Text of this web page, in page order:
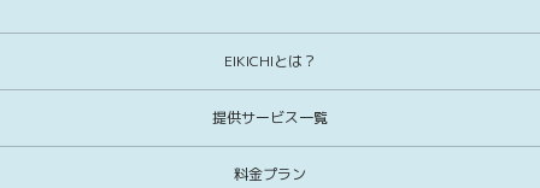
EIKICHIとは？
提供サービス一覧
料金プラン